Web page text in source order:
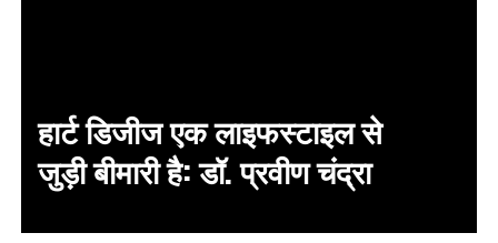
हार्ट डिजीज एक लाइफस्‍टाइल से
जुड़ी बीमारी है: डॉ. प्रवीण चंद्रा